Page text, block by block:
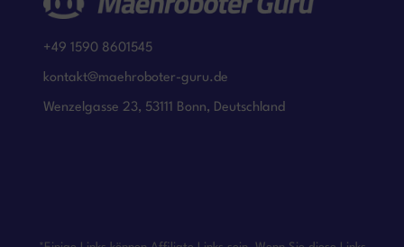
+49 1590 8601545
kontakt@maehroboter-guru.de
Wenzelgasse 23, 53111 Bonn, Deutschland